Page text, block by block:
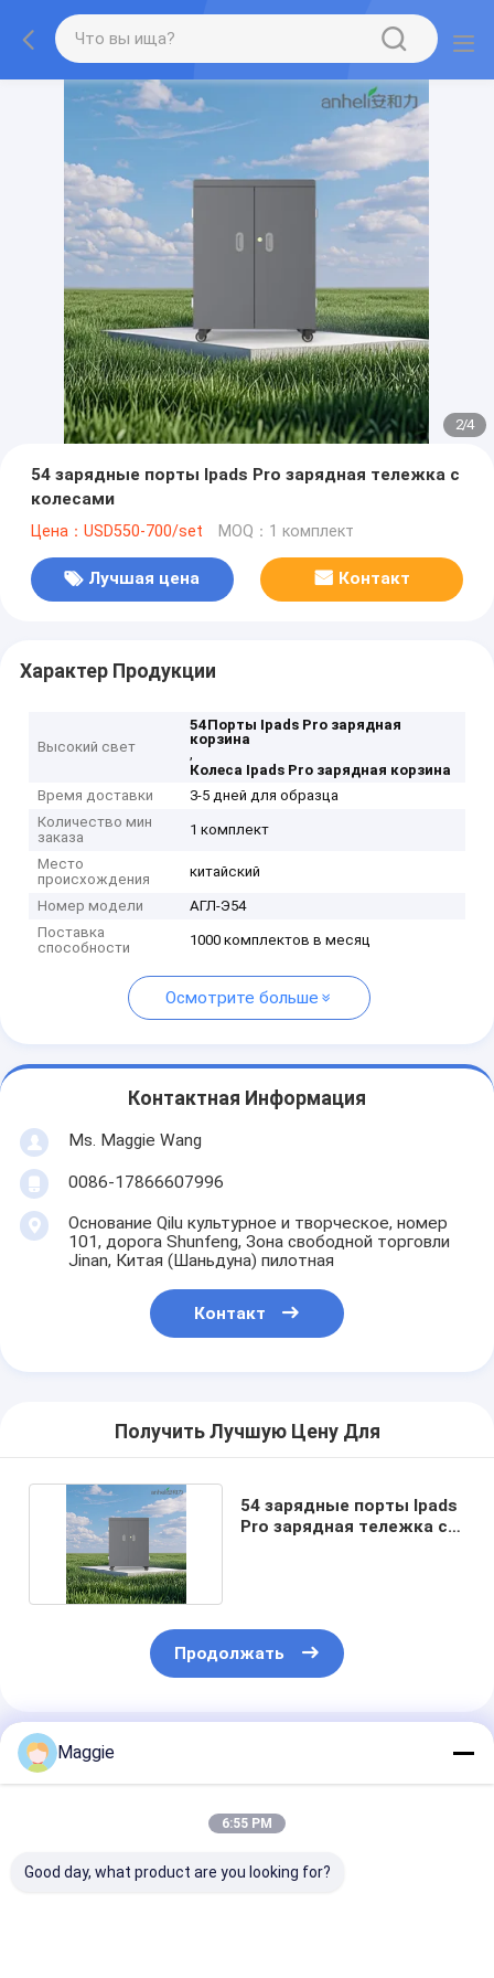
2/4
54 зарядные порты Ipads Pro зарядная тележка с
колесами
Цена：USD550-700/set MOQ：1 комплект
Лучшая цена Контакт
Характер Продукции
Высокий свет
54Порты Ipads Pro зарядная
корзина
,
Колеса Ipads Pro зарядная корзина
Время доставки
3-5 дней для образца
Количество мин
заказа
1 комплект
Место
происхождения
китайский
Номер модели
АГЛ-Э54
Поставка
способности
1000 комплектов в месяц
Осмотрите больше
Контактная Информация
Ms. Maggie Wang
0086-17866607996
Основание Qilu культурное и творческое, номер
101, дорога Shunfeng, Зона свободной торговли
Jinan, Китая (Шаньдуна) пилотная
Контакт
Получить Лучшую Цену Для
54 зарядные порты Ipads
Pro зарядная тележка с
Продолжать
Порекомендованные Продукты
Maggie
6:55 PM
Good day, what product are you looking for?